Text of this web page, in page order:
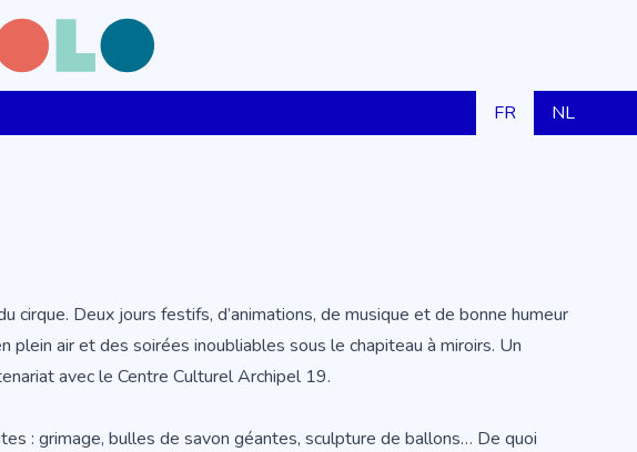
FR NL
cirque. Deux jours festifs, d’animations, de musique et de bonne humeur
air et des soirées inoubliables sous le chapiteau à miroirs. Un
avec le Centre Culturel Archipel 19.
: grimage, bulles de savon géantes, sculpture de ballons… De quoi